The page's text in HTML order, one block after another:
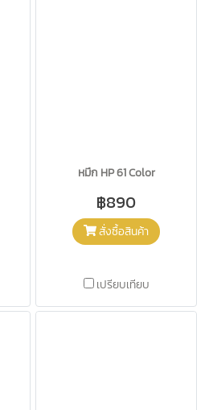
หมึก HP 61 Color
฿890
สั่งซื้อสินค้า
เปรียบเทียบ